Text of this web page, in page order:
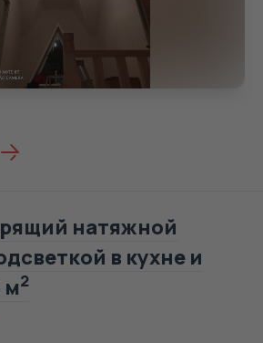
натяжной
в кухне и
м2